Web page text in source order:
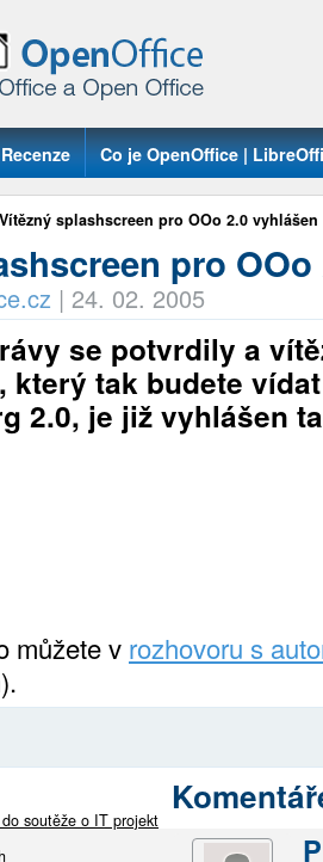
Recenze Co je OpenOffice |
Vítězný splashscreen pro OOo 2.0 vyhlášen
pro
| 24. 02. 2005
se potvrdily a
který tak budete
2.0, je již vyhlášen
můžete v rozhovoru s
soutěže o IT projekt